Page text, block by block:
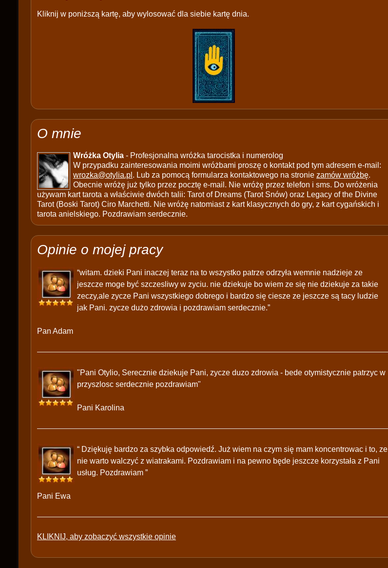
Kliknij w poniższą kartę, aby wylosować dla siebie kartę dnia.
O mnie
Wróżka Otylia - Profesjonalna wróżka tarocistka i numerolog
W przypadku zainteresowania moimi wróżbami proszę o kontakt pod tym adresem e-mail:
wrozka@otylia.pl . Lub za pomocą formularza kontaktowego na stronie zamów wróżbę.
Obecnie wróżę już tylko przez pocztę e-mail. Nie wróżę przez telefon i sms. Do wróżenia
używam kart tarota a właściwie dwóch talii: Tarot of Dreams (Tarot Snów) oraz Legacy of the Divine
Tarot (Boski Tarot) Ciro Marchetti. Nie wróżę natomiast z kart klasycznych do gry, z kart cygańskich i
tarota anielskiego. Pozdrawiam serdecznie.
Opinie o mojej pracy
“witam. dzieki Pani inaczej teraz na to wszystko patrze odrzyła wemnie nadzieje ze
jeszcze moge być szczesliwy w zyciu. nie dziekuje bo wiem ze się nie dziekuje za takie
zeczy,ale zycze Pani wszystkiego dobrego i bardzo się ciesze ze jeszcze są tacy ludzie
jak Pani. zycze dużo zdrowia i pozdrawiam serdecznie.”
Pan Adam
"Pani Otylio, Serecznie dziekuje Pani, zycze duzo zdrowia - bede otymistycznie patrzyc w
przyszlosc serdecznie pozdrawiam"
Pani Karolina
“ Dziękuję bardzo za szybka odpowiedź. Już wiem na czym się mam koncentrowac i to, ze
nie warto walczyć z wiatrakami. Pozdrawiam i na pewno będe jeszcze korzystała z Pani
usług. Pozdrawiam ”
Pani Ewa
KLIKNIJ, aby zobaczyć wszystkie opinie